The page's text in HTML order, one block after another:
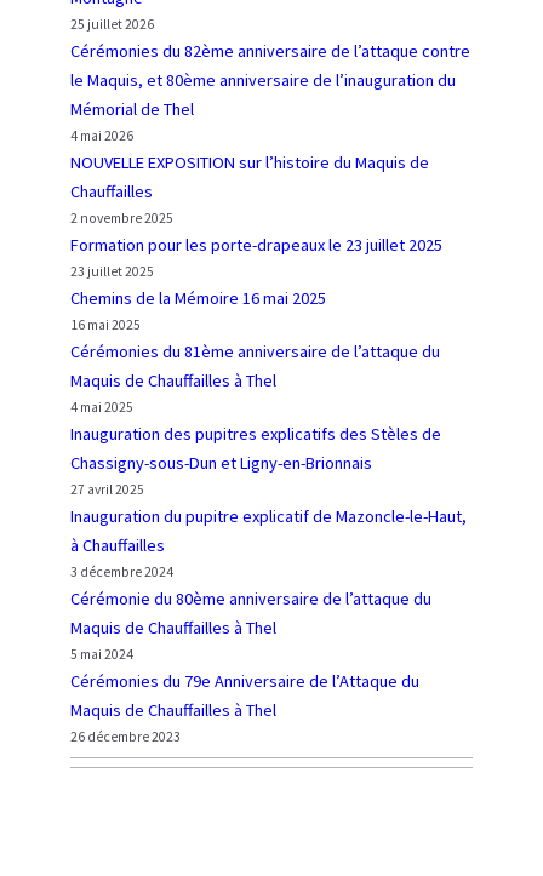
25 juillet 2026
Cérémonies du 82ème anniversaire de l’attaque contre
le Maquis, et 80ème anniversaire de l’inauguration du
Mémorial de Thel
4 mai 2026
NOUVELLE EXPOSITION sur l’histoire du Maquis de
Chauffailles
2 novembre 2025
Formation pour les porte-drapeaux le 23 juillet 2025
23 juillet 2025
Chemins de la Mémoire 16 mai 2025
16 mai 2025
Cérémonies du 81ème anniversaire de l’attaque du
Maquis de Chauffailles à Thel
4 mai 2025
Inauguration des pupitres explicatifs des Stèles de
Chassigny-sous-Dun et Ligny-en-Brionnais
27 avril 2025
Inauguration du pupitre explicatif de Mazoncle-le-Haut,
à Chauffailles
3 décembre 2024
Cérémonie du 80ème anniversaire de l’attaque du
Maquis de Chauffailles à Thel
5 mai 2024
Cérémonies du 79e Anniversaire de l’Attaque du
Maquis de Chauffailles à Thel
26 décembre 2023